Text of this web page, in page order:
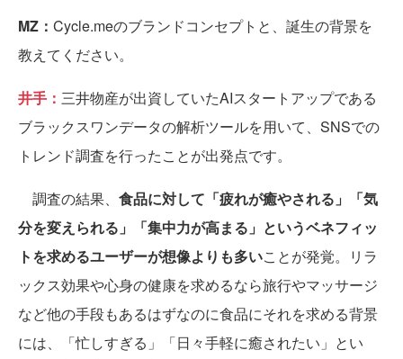
MZ： Cycle.meのブランドコンセプトと、誕生の背景を
教えてください。
井手： 三井物産が出資していたAIスタートアップである
ブラックスワンデータの解析ツールを用いて、SNSでの
トレンド調査を行ったことが出発点です。
調査の結果、 食品に対して「疲れが癒やされる」「気
分を変えられる」「集中力が高まる」というベネフィッ
トを求めるユーザーが想像よりも多いことが発覚。リラ
ックス効果や心身の健康を求めるなら旅行やマッサージ
など他の手段もあるはずなのに食品にそれを求める背景
には、「忙しすぎる」「日々手軽に癒されたい」とい